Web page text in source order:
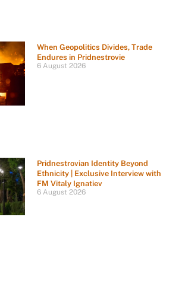
When Geopolitics Divides, Trade
Endures in Pridnestrovie
6 August 2026
Pridnestrovian Identity Beyond
Ethnicity | Exclusive Interview with
FM Vitaly Ignatiev
6 August 2026